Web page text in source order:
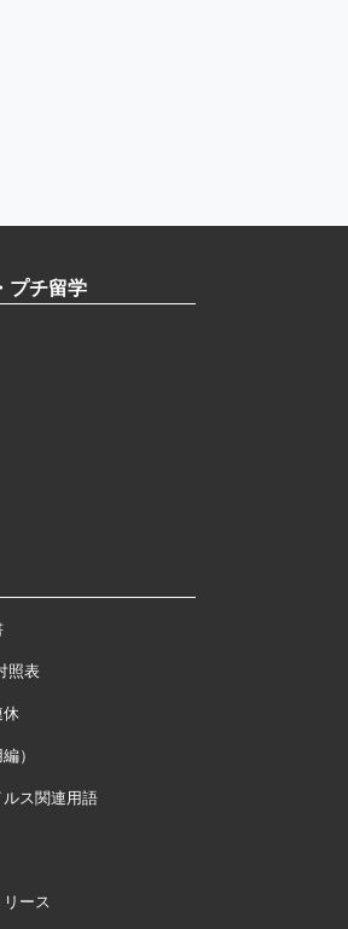
プチ留学
照表
休
）
ス関連用語
ース